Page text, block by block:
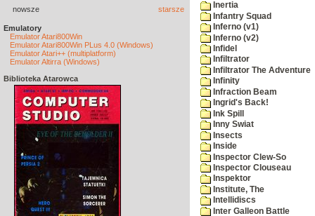
nowsze starsze
Emulatory
Emulator Atari800Win
Emulator Atari800Win PLus 4.0 (Windows)
Emulator Atari++ (multiplatform)
Emulator Altirra (Windows)
Biblioteka Atarowca
Inertia
Infantry Squad
Inferno (v1)
Inferno (v2)
Infidel
Infiltrator
Infiltrator The Adventure
Infinity
Infraction Beam
Ingrid's Back!
Ink Spill
Inny Swiat
Insects
Inside
Inspector Clew-So
Inspector Clouseau
Inspektor
Institute, The
Intellidiscs
Inter Galleon Battle